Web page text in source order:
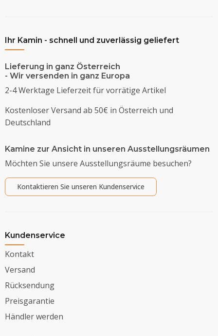
Ihr Kamin - schnell und zuverlässig geliefert
Lieferung in ganz Österreich
- Wir versenden in ganz Europa
2-4 Werktage Lieferzeit für vorrätige Artikel
Kostenloser Versand ab 50€ in Österreich und
Deutschland
Kamine zur Ansicht in unseren Ausstellungsräumen
Möchten Sie unsere Ausstellungsräume besuchen?
Kontaktieren Sie unseren Kundenservice
Kundenservice
Kontakt
Versand
Rücksendung
Preisgarantie
Händler werden